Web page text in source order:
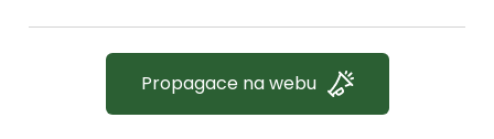
Propagace na webu